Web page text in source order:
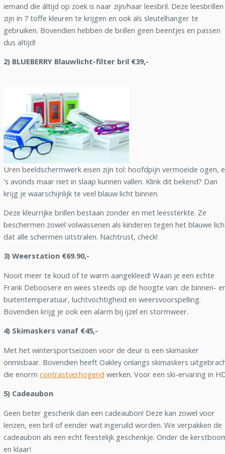
iemand die áltijd op zoek is naar zijn/haar leesbril. Deze leesbrillen
zijn in 7 toffe kleuren te krijgen en ook als sleutelhanger te
gebruiken. Bovendien hebben de brillen geen beentjes en passen
dus altijd!
2) BLUEBERRY Blauwlicht-filter bril €39,-
Uren beeldschermwerk eisen zijn tol: hoofdpijn vermoeide ogen,
's avonds maar niet in slaap kunnen vallen. Klink dit bekend? Dan
krijg je waarschijnlijk te veel blauw licht binnen.
Deze kleurrijke brillen bestaan zonder en met leessterkte. Ze
beschermen zowel volwassenen als kinderen tegen het blauwe
dat alle schermen uitstralen. Nachtrust, check!
3) Weerstation €69.90,-
Nooit meer te koud of te warm aangekleed! Waan je een echte
Frank Deboosere en wees steeds op de hoogte van: de binnen-
buitentemperatuur, luchtvochtigheid en weersvoorspelling.
Bovendien krijg je ook een alarm bij ijzel en stormweer.
4) Skimaskers vanaf €45,-
Met het wintersportseizoen voor de deur is een skimasker
onmisbaar. Bovendien heeft Oakley onlangs skimaskers
die enorm contrastverhogend werken. Voor een ski-ervaring in
5) Cadeaubon
Geen beter geschenk dan een cadeaubon! Deze kan zowel voor
lenzen, een bril of eender wat ingeruild worden. We verpakken de
cadeaubon als een echt feestelijk geschenkje. Onder de
en klaar!